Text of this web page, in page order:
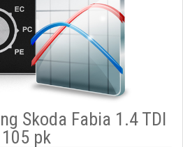
Skoda Fabia 1.4 TDI
105 pk